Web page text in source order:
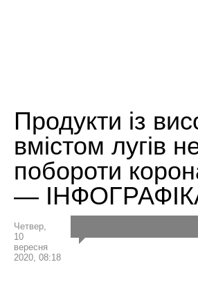
Продукти із
вмістом лугів
побороти
—
Четвер,
10
вересня
2020, 08:18